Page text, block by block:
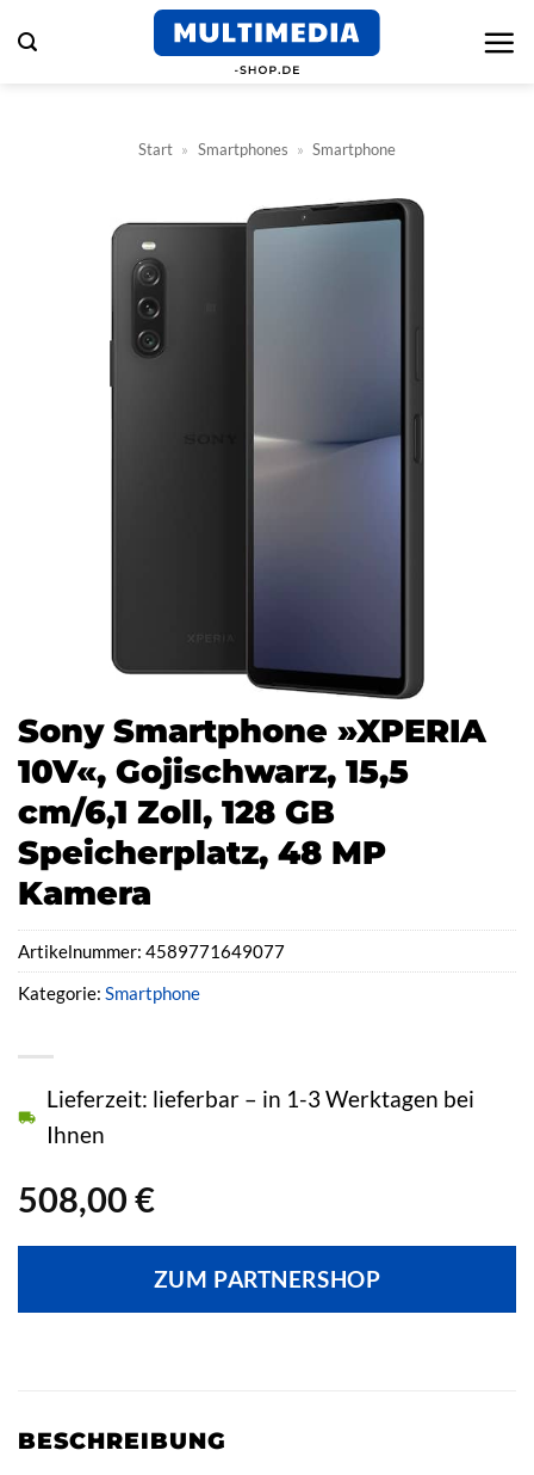
Inhalt
Start » Smartphones » Smartphone
Sony Smartphone »XPERIA
10V«, Gojischwarz, 15,5
cm/6,1 Zoll, 128 GB
Speicherplatz, 48 MP
Kamera
508,00 €
Lieferzeit: lieferbar – in 1-3 Werktagen bei
Ihnen
ZUM PARTNERSHOP
Artikelnummer: 4589771649077
Kategorie: Smartphone
BESCHREIBUNG